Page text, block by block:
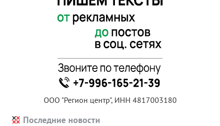
ООО "Регион центр", ИНН 4817003180
Последние новости